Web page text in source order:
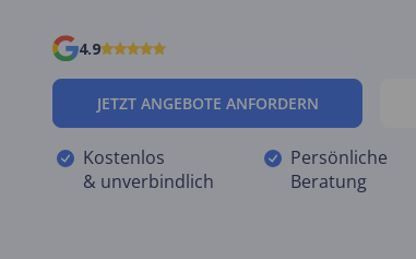
4.9
JETZT ANGEBOTE ANFORDERN
Kostenlos
& unverbindlich
Persönliche
Beratung